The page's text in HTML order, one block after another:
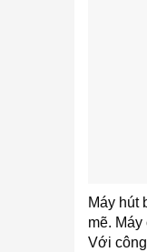
Máy hút
mẽ.
Với